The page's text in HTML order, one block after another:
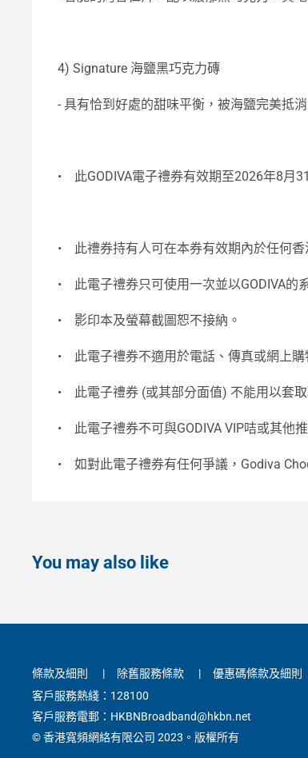
4) Signature 海鹽黑巧克力磚
- 具有恰到好處的甜味平衡，被海鹽完美抵
• 此GODIVA電子禮券有效期至2026年8月
• 此禮券持有人可在本券有效期內於任何
• 此電子禮券只可使用一次並以GODIVA的
• 影印本及螢幕截圖恕不接納。
• 此電子禮券不適用於電話、傳真或網上購
• 此電子禮券 (或其部分面值) 不能用以套
• 此電子禮券不可與GODIVA VIP咭或其他
• 如對此電子禮券有任何爭議，Godiva
You may also like
條款及細則 | 除舊服務條款 | 優惠碼條款及細則
客戶服務熱綫：128100
客戶服務電郵：HKBNBroadband@hkbn.net
© 香港寬頻網絡有限公司 2023。版權所有